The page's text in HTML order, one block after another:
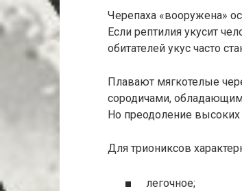
Черепаха «вооружена»
Если рептилия укусит
обитателей укус часто
Плавают мягкотелые
сородичами,
Но преодоление высоких
Для триониксов
легочное;